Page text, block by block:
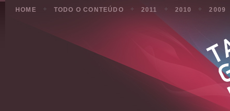
HOME TODO O CONTEÚDO 2011 2010 2009